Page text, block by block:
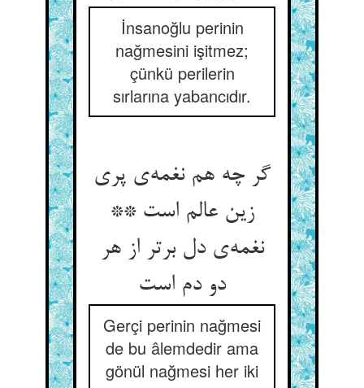
İnsanoğlu perinin
nağmesini işitmez;
çünkü perilerin
sırlarına yabancıdır.
گر چه هم نغمه‌‌ی پری
زین عالم است **
نغمه‌‌ی دل برتر از هر
Gerçi perinin nağmesi
de bu âlemdedir ama
gönül nağmesi her iki